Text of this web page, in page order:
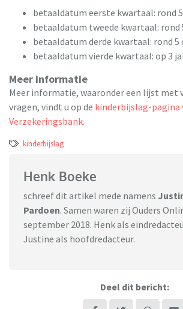
betaaldatum eerste kwartaal: rond
betaaldatum tweede kwartaal: rond
betaaldatum derde kwartaal: rond
betaaldatum vierde kwartaal: op 3
Meer informatie
Meer informatie, waaronder een lijst met
vragen, vindt u op de kinderbijslag-pagina
Verzekeringsbank.
kinderbijslag
Henk Boeke
schreef dit artikel mede namens
Pardoen. Samen waren zij Ouders
september 2018. Henk als
Justine als hoofdredacteur.
Deel dit bericht: